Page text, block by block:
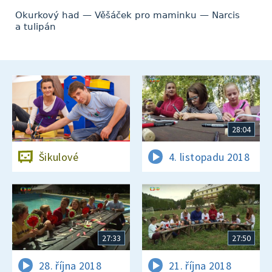
Okurkový had — Věšáček pro maminku — Narcis
a tulipán
Šikulové
28:04
4. listopadu 2018
27:33
28. října 2018
27:50
21. října 2018